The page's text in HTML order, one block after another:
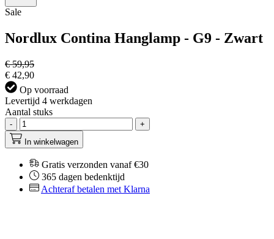
Sale
Nordlux Contina Hanglamp - G9 - Zwart
€ 59,95
€ 42,90
Op voorraad
Levertijd 4 werkdagen
Aantal stuks
-
+
In winkelwagen
Gratis verzonden vanaf €30
365 dagen bedenktijd
Achteraf betalen met Klarna